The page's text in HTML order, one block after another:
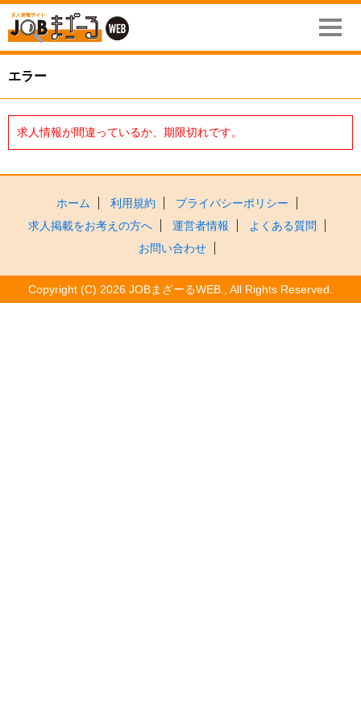
エラー
求人情報が間違っているか、期限切れです。
ホーム 利用規約
プライバシーポリシー
求人掲載をお考えの方へ
運営者情報
よくある質問
お問い合わせ
Copyright (C) 2026 JOBまざーるWEB., All Rights Reserved.